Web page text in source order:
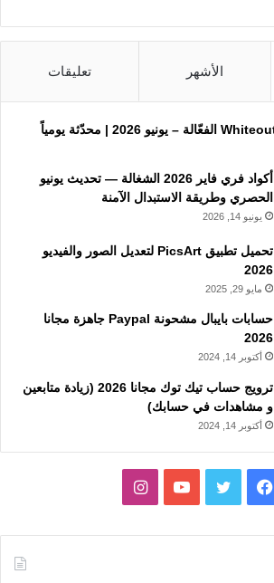
الأشهر تعليقات
أكواد فري فاير 2026 الشغالة — تحديث يونيو
الحصري وطريقة الاستبدال الآمنة
يونيو 14, 2026
تحميل تطبيق PicsArt لتعديل الصور والفيديو
2026
مايو 29, 2025
حسابات بايبال مشحونة Paypal جاهزة مجانا
2026
أكتوبر 14, 2024
ترويج حساب تيك توك مجانا 2026 (زيادة متابعين
و مشاهدات في حسابك)
أكتوبر 14, 2024
فيسبوك تويتر يوتيوبانستقرام